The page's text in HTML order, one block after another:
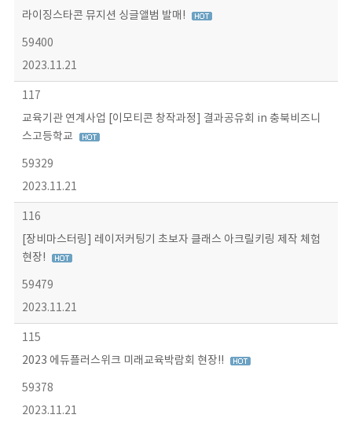
라이징스타콘 뮤지션 싱글앨범 발매!
59400
2023.11.21
117
교육기관 연계사업 [이모티콘 창작과정] 결과공유회 in 충북비즈니
스고등학교
59329
2023.11.21
116
[장비마스터링] 레이저커팅기 초보자 클래스 아크릴키링 제작 체험
현장!
59479
2023.11.21
115
2023 에듀플러스위크 미래교육박람회 현장!!
59378
2023.11.21